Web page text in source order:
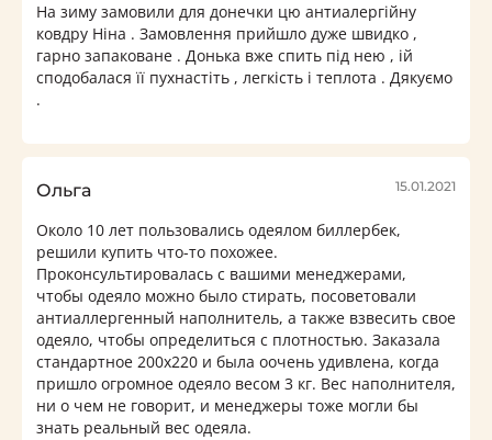
На зиму замовили для донечки цю антиалергійну
ковдру Ніна . Замовлення прийшло дуже швидко ,
гарно запаковане . Донька вже спить під нею , ій
сподобалася її пухнастіть , легкість і теплота . Дякуємо
.
Ольга 15.01.2021
Около 10 лет пользовались одеялом биллербек,
решили купить что-то похожее.
Проконсультировалась с вашими менеджерами,
чтобы одеяло можно было стирать, посоветовали
антиаллергенный наполнитель, а также взвесить свое
одеяло, чтобы определиться с плотностью. Заказала
стандартное 200х220 и была оочень удивлена, когда
пришло огромное одеяло весом 3 кг. Вес наполнителя,
ни о чем не говорит, и менеджеры тоже могли бы
знать реальный вес одеяла.